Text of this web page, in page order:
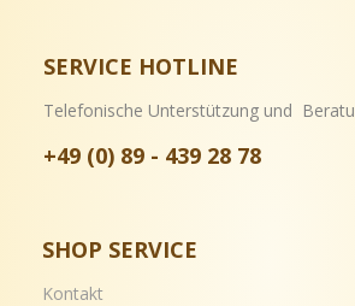
SERVICE HOTLINE
Telefonische Unterstützung und
+49 (0) 89 - 439 28 78
SHOP SERVICE
Kontakt